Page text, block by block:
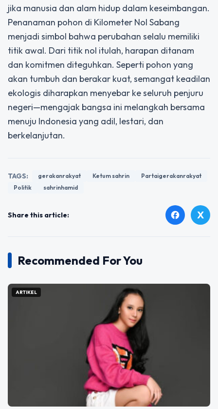
jika manusia dan alam hidup dalam keseimbangan.
Penanaman pohon di Kilometer Nol Sabang
menjadi simbol bahwa perubahan selalu memiliki
titik awal. Dari titik nol itulah, harapan ditanam
dan komitmen diteguhkan. Seperti pohon yang
akan tumbuh dan berakar kuat, semangat keadilan
ekologis diharapkan menyebar ke seluruh penjuru
negeri—mengajak bangsa ini melangkah bersama
menuju Indonesia yang adil, lestari, dan
berkelanjutan.
TAGS: gerakanrakyat Ketum sahrin
Partaigerakanrakyat
Politik
sahrinhamid
Share this article: facebook X
Recommended For You
ARTIKEL